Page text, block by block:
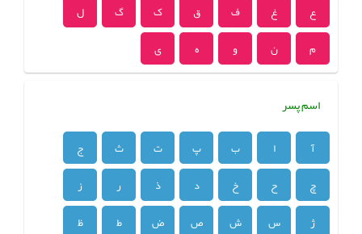
ع
غ ف ق ک گ
ل
م
ن و ه ی
اسم پسر
آ ا ب پ ت ث
ج
چ
ح خ د ذ ر
ز
ژ
س ش ص ض ط
ظ